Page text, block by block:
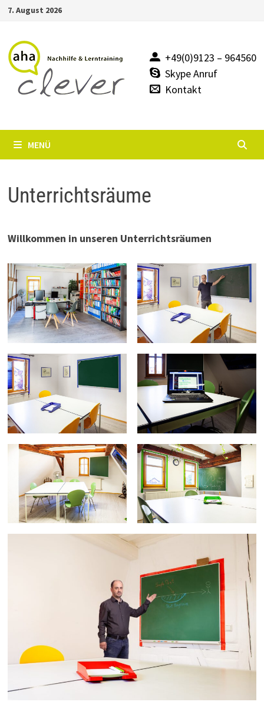
Zum
springen
7. August 2026
+49(0)9123 – 964560
Skype Anruf
Kontakt
MENÜ
Unterrichtsräume
Willkommen in unseren Unterrichtsräumen